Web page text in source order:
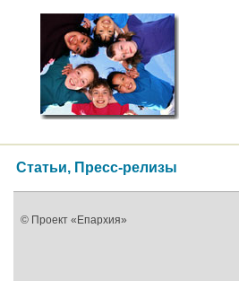
Статьи, Пресс-релизы
© Проект «Епархия»